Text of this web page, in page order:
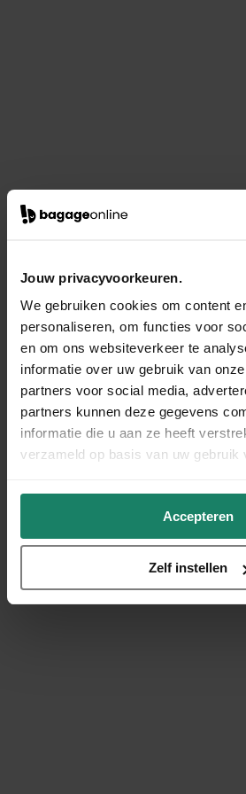
Jouw privacyvoorkeuren.
We gebruiken cookies om content
personaliseren, om functies voor
en om ons websiteverkeer te
informatie over uw gebruik van
partners voor social media,
partners kunnen deze gegevens
informatie die u aan ze heeft
verzameld op basis van uw gebruik
Accepteren
Zelf instellen